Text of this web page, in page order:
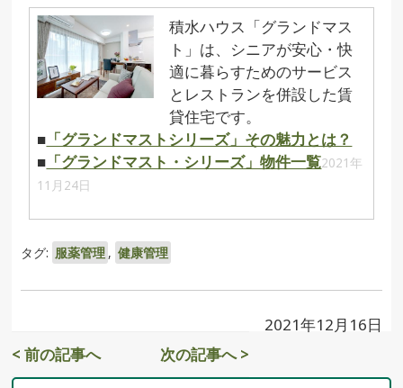
積水ハウス「グランドマス
ト」は、シニアが安心・快
適に暮らすためのサービス
とレストランを併設した賃
貸住宅です。
■ 「グランドマストシリーズ」その魅力とは？
■ 「グランドマスト・シリーズ」物件一覧2021年
11月24日
タグ: 服薬管理 , 健康管理
2021年12月16日
< 前の記事へ
次の記事へ >